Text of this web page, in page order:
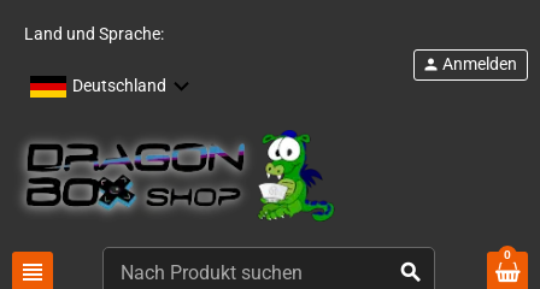
Land und Sprache:
Deutschland
view_headline search
person Anmelden
0